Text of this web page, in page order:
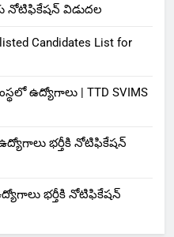
నోటిఫికేషన్ విడుదల
Candidates List for
ఉద్యోగాలు | TTD SVIMS
భర్తీకి నోటిఫికేషన్
భర్తీకి నోటిఫికేషన్